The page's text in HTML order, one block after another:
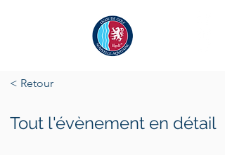
< Retour
Tout l'évènement en détail